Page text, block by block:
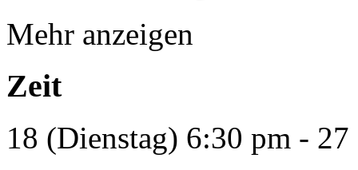
Mehr anzeigen
Zeit
18 (Dienstag) 6:30 pm -